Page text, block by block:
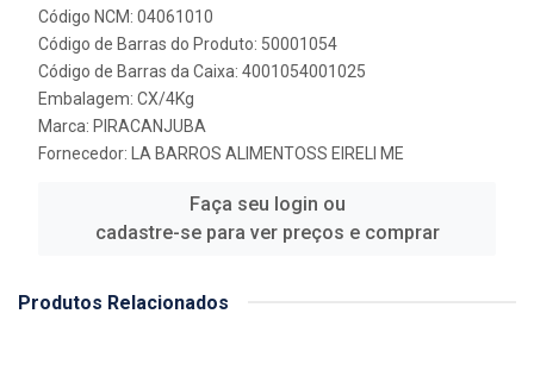
Código NCM: 04061010
Código de Barras do Produto: 50001054
Código de Barras da Caixa: 4001054001025
Embalagem: CX/4Kg
Marca: PIRACANJUBA
Fornecedor:
LA BARROS ALIMENTOSS EIRELI ME
Faça seu login ou
cadastre-se para ver preços e comprar
Produtos Relacionados